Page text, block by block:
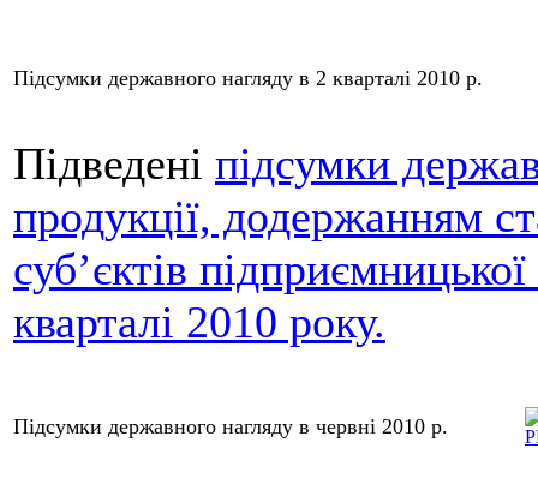
Підсумки державного нагляду в 2 кварталі 2010 р.
Підведені підсумки
продукції, додержанням
суб’єктів
кварталі 2010 року.
Підсумки державного нагляду в червні 2010 р.